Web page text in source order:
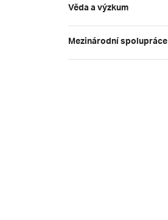
Věda a výzkum
Mezinárodní spolupráce